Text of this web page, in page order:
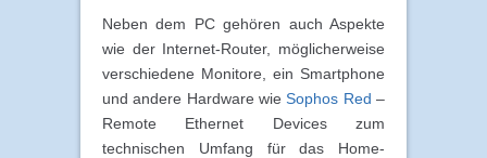
Neben dem PC gehören auch Aspekte
wie der Internet-Router, möglicherweise
verschiedene Monitore, ein Smartphone
und andere Hardware wieSophos Red –
Remote Ethernet Devices zum
technischen Umfang für das Home-